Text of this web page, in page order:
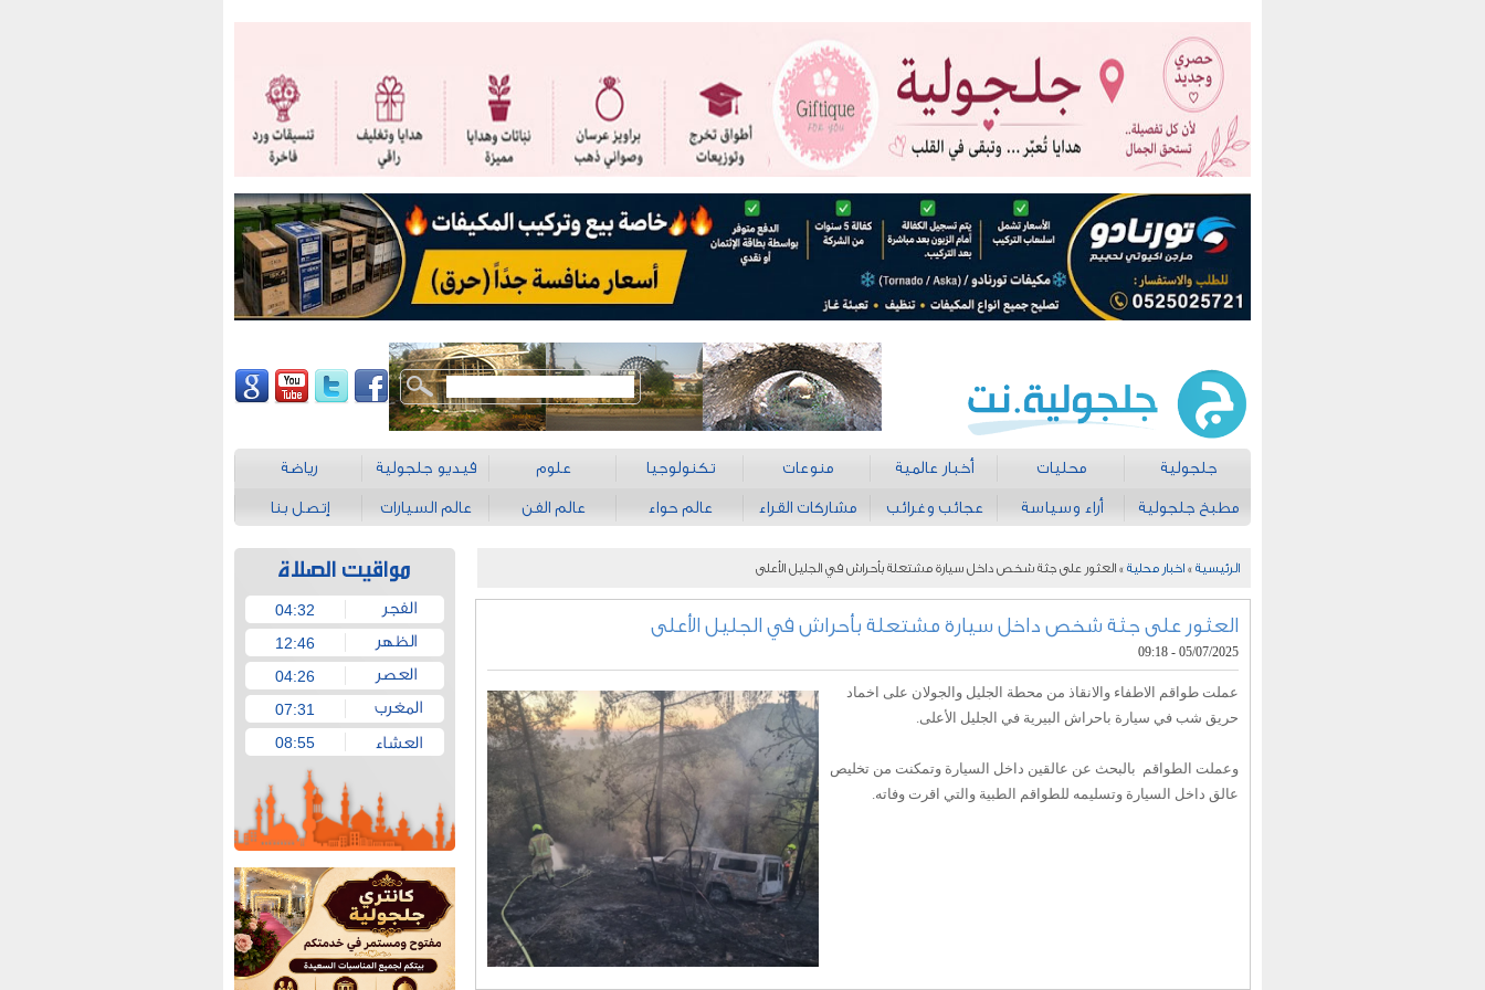
جلجولية محليات أخبار عالمية منوعات تكنولوجيا علوم فيديو جلجولية رياضة
مطبخ جلجولية أراء وسياسة عجائب وغرائب مشاركات القراء عالم حواء عالم الفن عالم السيارات إتصل بنا
الرئيسية » اخبار محلية » العثور على جثة شخص داخل سيارة مشتعلة بأحراش في الجليل الأعلى
العثور على جثة شخص داخل سيارة مشتعلة بأحراش في الجليل الأعلى
05/07/2025 - 09:18
عملت طواقم الاطفاء والانقاذ من محطة الجليل والجولان على اخماد
حريق شب في سيارة باحراش البيرية في الجليل الأعلى.
وعملت الطواقم بالبحث عن عالقين داخل السيارة وتمكنت من تخليص
عالق داخل السيارة وتسليمه للطواقم الطبية والتي اقرت وفاته.
04:32
12:46
04:26
07:31
08:55